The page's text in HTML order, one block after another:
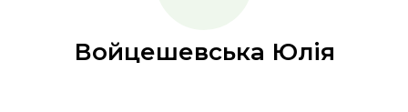
Войцешевська Юлія